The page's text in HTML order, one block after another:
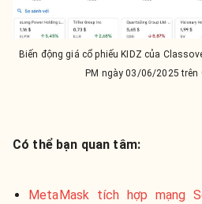
Biến động giá cổ phiếu KIDZ của
PM ngày 03/06/2025 trên
Có thể bạn quan tâm:
MetaMask tích hợp mạng